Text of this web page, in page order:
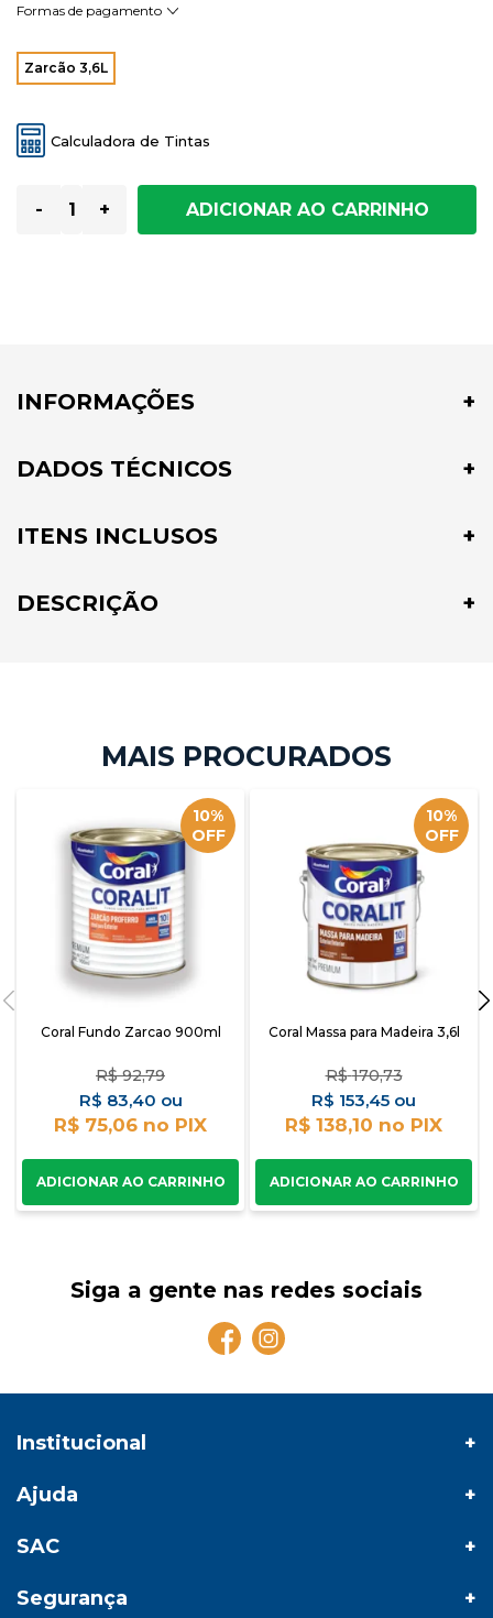
Zarcão 3,6L
Calculadora de Tintas
- +
INFORMAÇÕES
DADOS TÉCNICOS
ITENS INCLUSOS
DESCRIÇÃO
10%
OFF
Coral Fundo Zarcao 900ml
R$ 92,79
R$ 83,40
R$ 75,06
10%
OFF
Coral Massa para Madeira 3,6l
R$ 170,73
R$ 153,45
R$ 138,10
Siga a gente nas redes sociais
Institucional
Ajuda
SAC
Segurança